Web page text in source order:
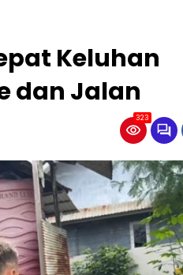
Keluhan
dan Jalan
323